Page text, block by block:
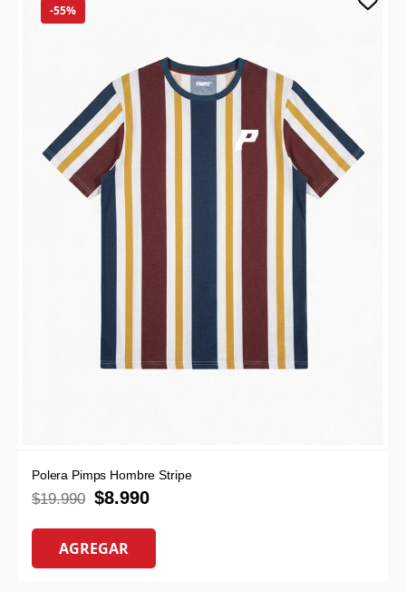
-55%
Polera Pimps Hombre Stripe
$19.990 $8.990
AGREGAR